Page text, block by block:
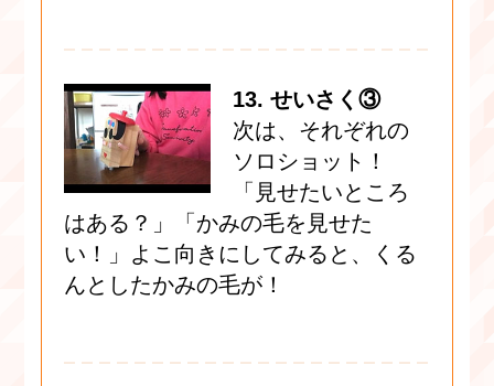
13. せいさく③
次は、それぞれの
ソロショット！
「見せたいところ
はある？」「かみの毛を見せた
い！」よこ向きにしてみると、くる
んとしたかみの毛が！